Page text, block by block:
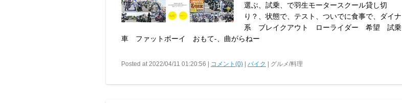
選ぶ、試乗、で羽生モータースクール貸し切
り？、状態で、テスト、ついでに食事で、ダイナ
系 ブレイクアウト ローライダー 希望 試乗
車 ファットボーイ おもて-、曲がらねー
Posted at 2022/04/11 01:20:56 | コメント(0) | バイク | グルメ/料理